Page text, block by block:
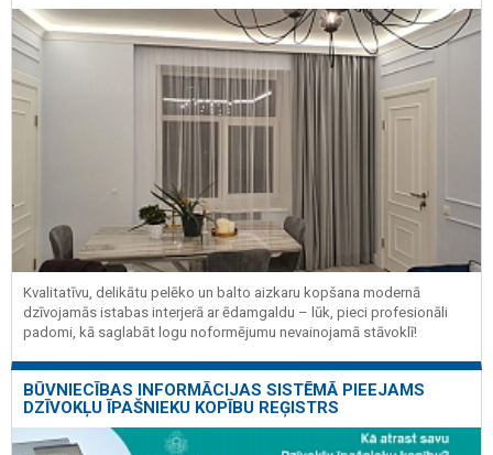
Kvalitatīvu, delikātu pelēko un balto aizkaru kopšana modernā
dzīvojamās istabas interjerā ar ēdamgaldu – lūk, pieci profesionāli
padomi, kā saglabāt logu noformējumu nevainojamā stāvoklī!
BŪVNIECĪBAS INFORMĀCIJAS SISTĒMĀ PIEEJAMS
DZĪVOKĻU ĪPAŠNIEKU KOPĪBU REĢISTRS